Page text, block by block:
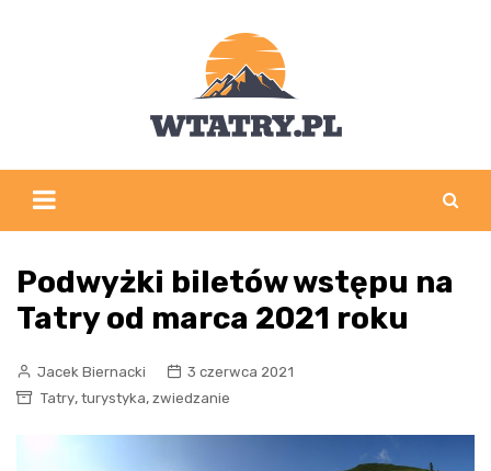
Podwyżki biletów wstępu na
Tatry od marca 2021 roku
Jacek Biernacki
3 czerwca 2021
Tatry, turystyka, zwiedzanie